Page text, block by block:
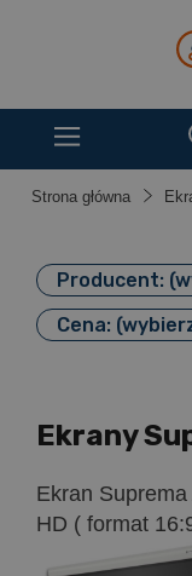
Strona główna
Producent:
Cena:
Ekrany
Ekran
HD ( format